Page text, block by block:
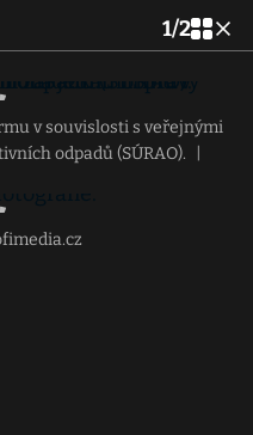
1/2
v souvislosti s veřejnými
odpadů (SÚRAO).